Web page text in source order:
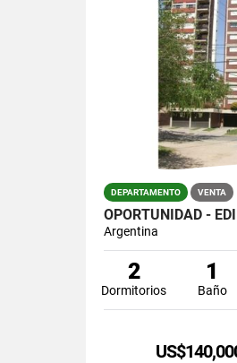
DEPARTAMENTO VENTA
OPORTUNIDAD -
Argentina
2
Dormitorios
1
Baño